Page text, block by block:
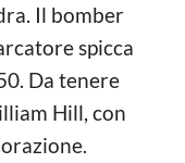
Il bomber
spicca
Da tenere
Hill, con